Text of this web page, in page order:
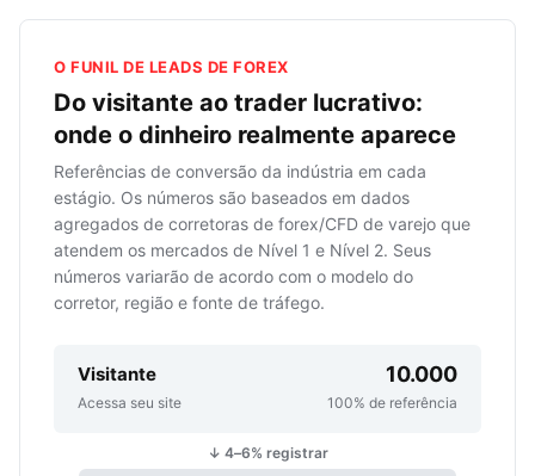
O FUNIL DE LEADS DE FOREX
Do visitante ao trader lucrativo:
onde o dinheiro realmente aparece
Referências de conversão da indústria em cada
estágio. Os números são baseados em dados
agregados de corretoras de forex/CFD de varejo que
atendem os mercados de Nível 1 e Nível 2. Seus
números variarão de acordo com o modelo do
corretor, região e fonte de tráfego.
Visitante
Acessa seu site
10.000
100% de referência
↓ 4–6% registrar